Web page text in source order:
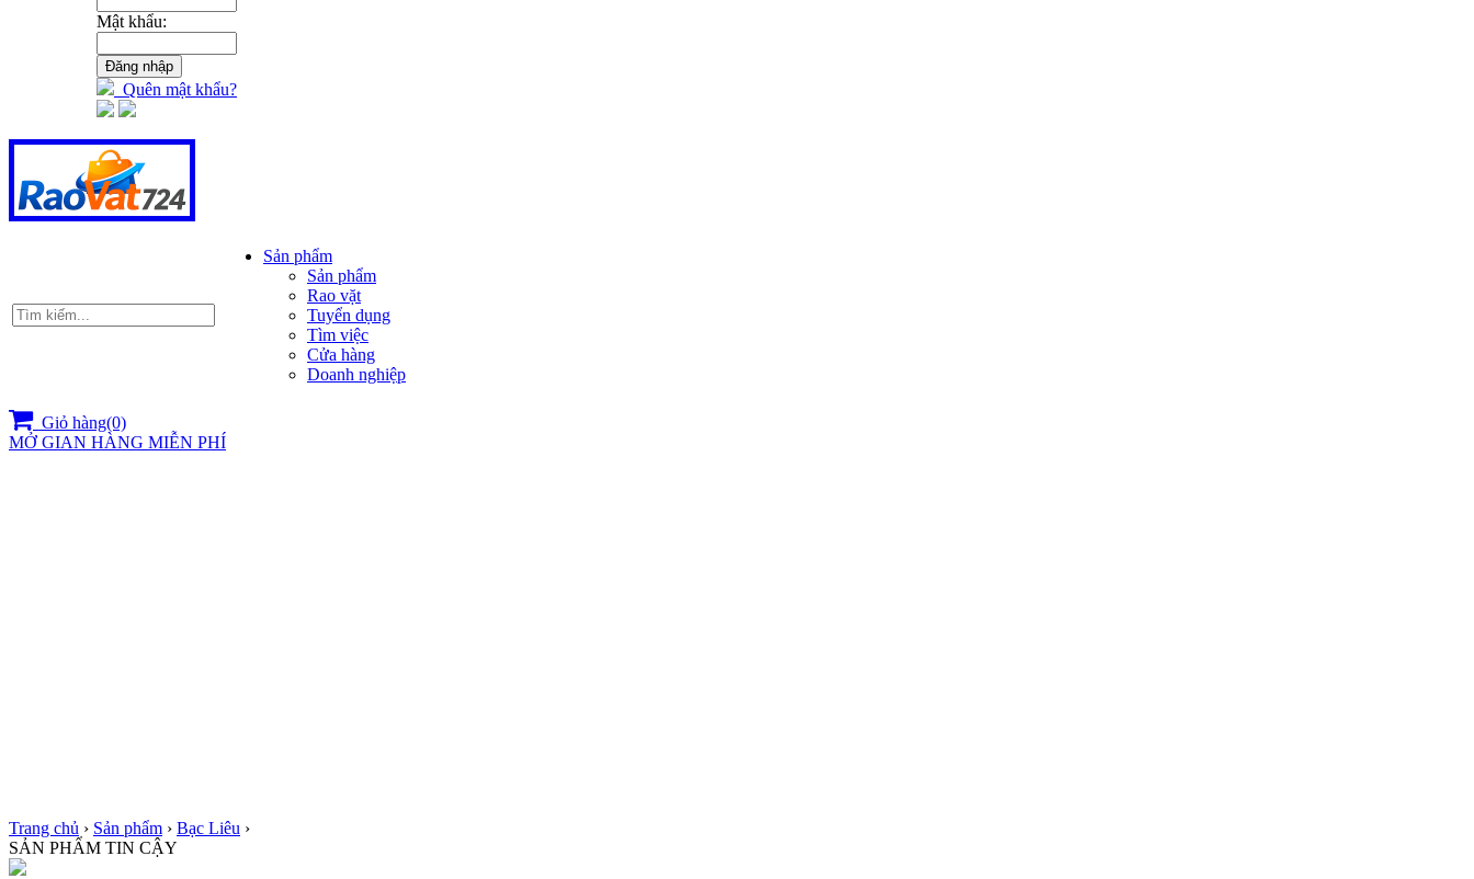
Mật khẩu:
Quên mật khẩu?
Sản phẩm
Sản phẩm
Rao vặt
Tuyển dụng
Tìm việc
Cửa hàng
Doanh nghiệp
Giỏ hàng(0)
MỞ GIAN HÀNG MIỄN PHÍ
Trang chủ › Sản phẩm › Bạc Liêu ›
SẢN PHẨM TIN CẬY